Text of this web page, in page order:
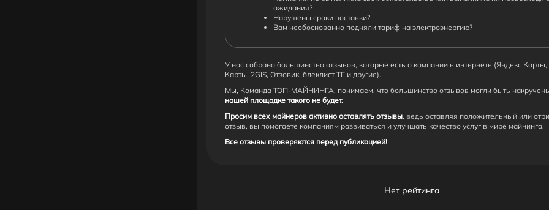
ожидания?
Нарушены сроки поставки?
Вам необоснованно подняли тариф на электроэнергию?
У нас собрано большинство отзывов, которые есть о компании в интернете (Яндекс
Карты, 2GIS, Отзовик, блеклист ТГ и другие).
Мы, Команда ТОП-МАЙНИНГА, понимаем, что большинство отзывов могли быть
нашей площадке такого не будет.
Просим всех майнеров активно оставлять отзывы, ведь оставляя положительный или
отзыв, вы помогаете компаниям развиваться и улучшать качество услуг в мире майнинга.
Все отзывы проверяются перед публикацией!
Нет рейтинга